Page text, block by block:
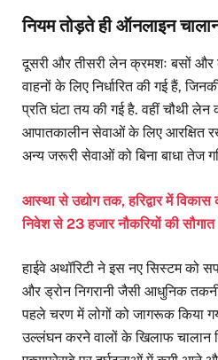
नियम तोड़ते ही ऑनलाइन
दूसरी और तीसरी लेन क्रमशः बसों और
वाहनों के लिए निर्धारित की गई हैं,
प्रति घंटा तय की गई है. वहीं चौथी
आपातकालीन सेवाओं के लिए आरक्षित
अन्य जरूरी सेवाओं को बिना बाधा तेज
आस्था से उद्योग तक, हरिद्वार में
निवेश से 23 हजार नौकरियों की सौगात
हाईवे अथॉरिटी ने इस नए सिस्टम को
और ड्रोन निगरानी जैसी आधुनिक
पहले चरण में लोगों को जागरूक किया
उल्लंघन करने वालों के खिलाफ चालान